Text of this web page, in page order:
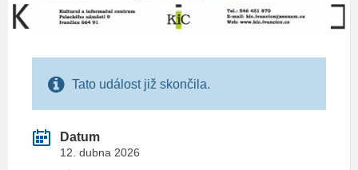
Tato událost již skončila.
Datum
12. dubna 2026